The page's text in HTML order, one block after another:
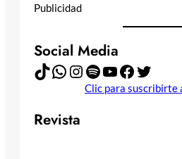
Publicidad
Social Media
TikTok WhatsApp Instagram Spotify YouTube Facebook Twitter
Clic para suscribirte
Revista